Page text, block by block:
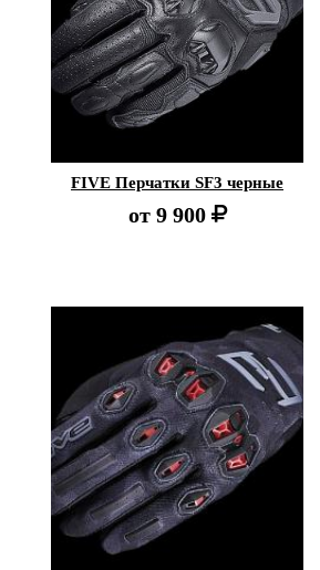
FIVE Перчатки SF3 черные
от 9 900